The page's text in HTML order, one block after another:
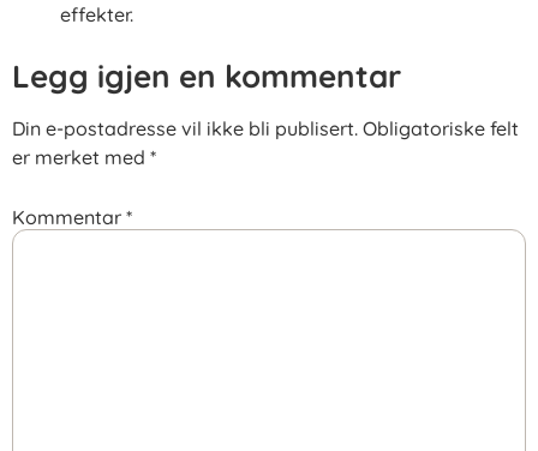
effekter.
Legg igjen en kommentar
Din e-postadresse vil ikke bli publisert. Obligatoriske felt
er merket med *
Kommentar *